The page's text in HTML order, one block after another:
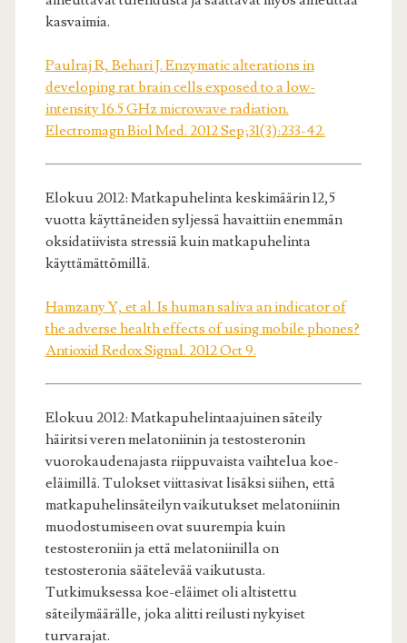
kasvaimia.
Paulraj R, Behari J. Enzymatic alterations in
developing rat brain cells exposed to a low-
intensity 16.5 GHz microwave radiation.
Electromagn Biol Med. 2012 Sep;31(3):233-42.
Elokuu 2012: Matkapuhelinta keskimäärin 12,5
vuotta käyttäneiden syljessä havaittiin enemmän
oksidatiivista stressiä kuin matkapuhelinta
käyttämättömillä.
Hamzany Y, et al. Is human saliva an indicator of
the adverse health effects of using mobile phones?
Antioxid Redox Signal. 2012 Oct 9.
Elokuu 2012: Matkapuhelintaajuinen säteily
häiritsi veren melatoniinin ja testosteronin
vuorokaudenajasta riippuvaista vaihtelua koe-
eläimillä. Tulokset viittasivat lisäksi siihen, että
matkapuhelinsäteilyn vaikutukset melatoniinin
muodostumiseen ovat suurempia kuin
testosteroniin ja että melatoniinilla on
testosteronia säätelevää vaikutusta.
Tutkimuksessa koe-eläimet oli altistettu
säteilymäärälle, joka alitti reilusti nykyiset
turvarajat.